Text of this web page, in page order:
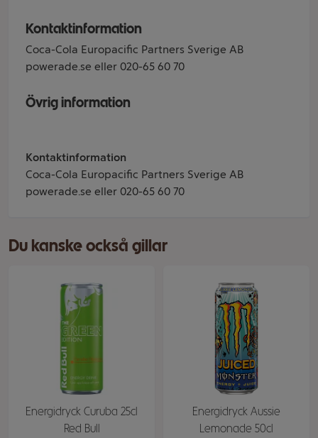
Kontaktinformation
Coca-Cola Europacific Partners Sverige AB
powerade.se eller 020-65 60 70
Övrig information
Kontaktinformation
Coca-Cola Europacific Partners Sverige AB
powerade.se eller 020-65 60 70
Du kanske också gillar
Energidryck Curuba 25cl
Red Bull
Energidryck Aussie
Lemonade 50cl